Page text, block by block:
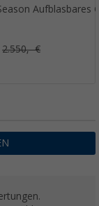
Aufblasbares
2.550,- €